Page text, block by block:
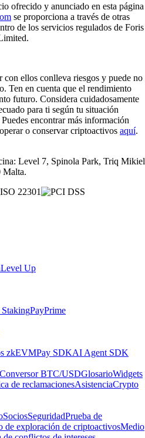
ofrecido y anunciado en esta página
se proporciona a través de otras
de los servicios regulados de Foris
ellos conlleva riesgos y puede no
Ten en cuenta que el rendimiento
futuro. Considera cuidadosamente
para ti según tu situación
encontrar más información
o conservar criptoactivos aquí.
Level 7, Spinola Park, Triq Mikiel
Malta.
Level Up
PayPrime
zkEVMPay SDKAI Agent SDK
Conversor BTC/USDGlosarioWidgets
de reclamacionesAsistenciaCrypto
SociosSeguridadPrueba de
de exploración de criptoactivosMedio